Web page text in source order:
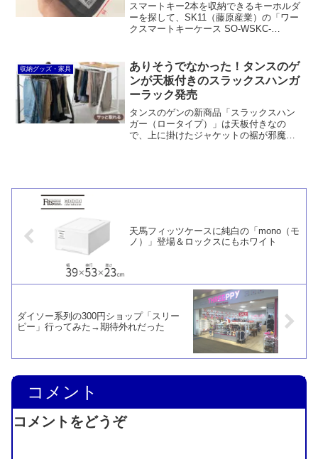
スマートキー2本を収納できるキーホルダ
ーを探して、SK11（藤原産業）の「ワー
クスマートキーケース SO-WSKC-
製で耐久性が期待できますし、コスパも
非常に良いです。
収納グッズ・家具
ありそうでなかった！タンスのゲ
ンが天板付きのスラックスハンガ
ーラック発売
タンスのゲンの新商品「スラックスハン
ガー（ロータイプ）」は天板付きなの
で、上に掛けたジャケットの裾が邪魔に
天馬フィッツケースに純白の「mono（モ
ノ）」登場＆ロックスにもホワイト
ダイソー系列の300円ショップ「スリー
ピー」行ってみた→期待外れだった
コメント
コメントをどうぞ